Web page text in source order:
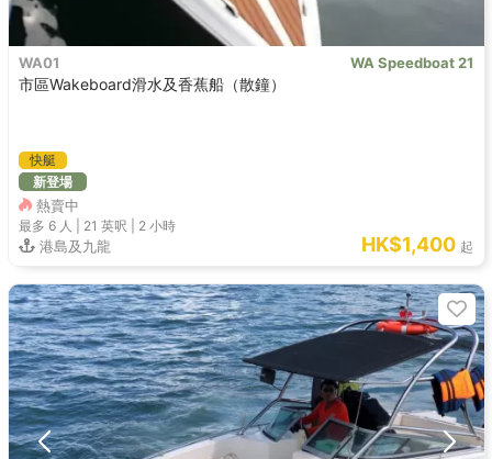
WA01 WA Speedboat 21
市區Wakeboard滑水及香蕉船（散鐘）
快艇
新登場
熱賣中
最多 6 人 | 21 英呎 2 小時
港島及九龍 HK$1,400 起